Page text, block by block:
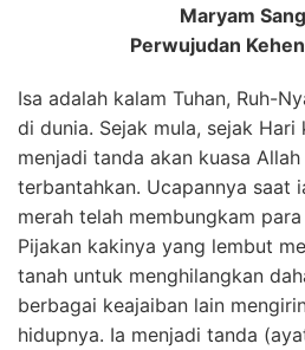
Maryam
Perwujudan
Isa adalah kalam Tuhan, Ruh-
di dunia. Sejak mula, sejak Hari
menjadi tanda akan kuasa
terbantahkan. Ucapannya saat
merah telah membungkam
Pijakan kakinya yang lembut
tanah untuk menghilangkan
berbagai keajaiban lain
hidupnya. Ia menjadi tanda